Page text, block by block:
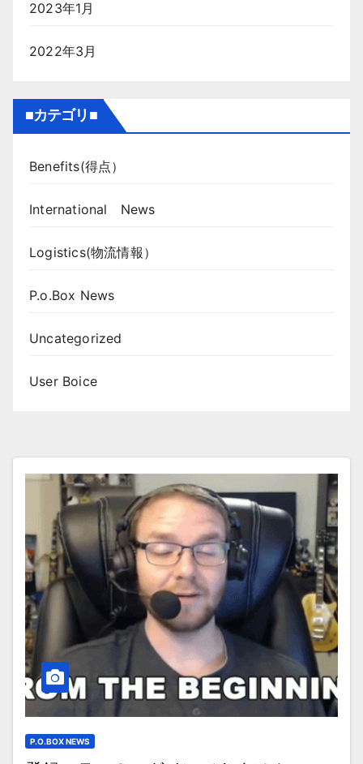
2023年1月
2022年3月
■カテゴリ■
Benefits(得点）
International News
Logistics(物流情報）
P.o.Box News
Uncategorized
User Boice
P.O.BOX NEWS